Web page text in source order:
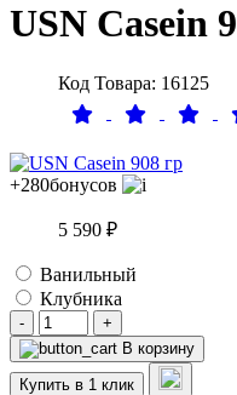
USN Casein
Код Товара: 16125
+280бонусов
5 590 ₽
Ванильный
Клубника
-
+
В корзину
Купить в 1 клик